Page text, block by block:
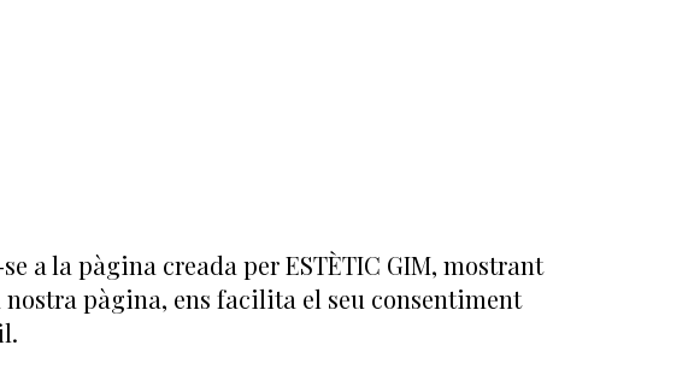
a la pàgina creada per ESTÈTIC GIM, mostrant
pàgina, ens facilita el seu consentiment